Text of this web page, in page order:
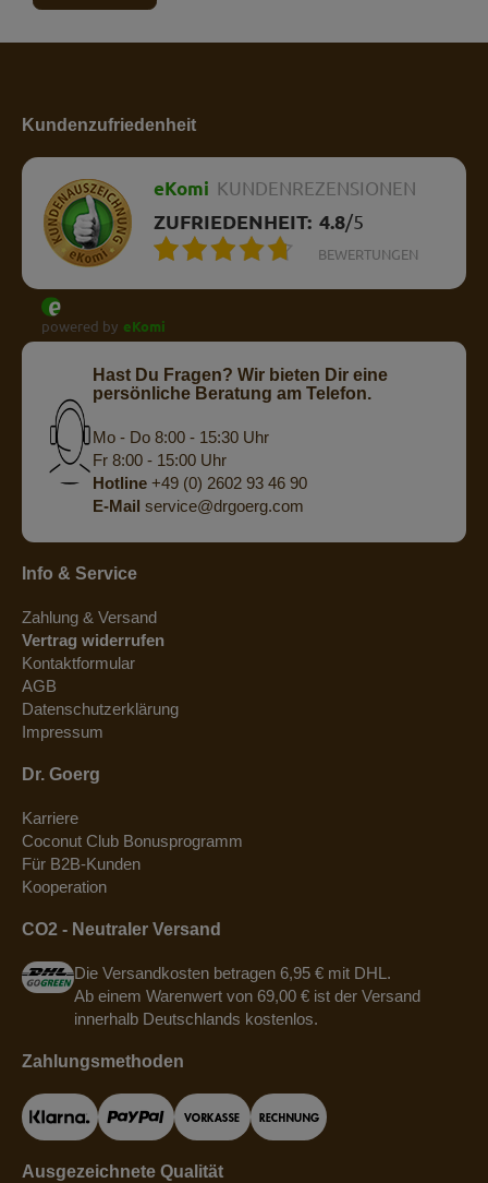
Kundenzufriedenheit
eKomi KUNDENREZENSIONEN
ZUFRIEDENHEIT: 4.8/5
BEWERTUNGEN
powered by eKomi
Hast Du Fragen? Wir bieten Dir eine
persönliche Beratung am Telefon.
Mo - Do 8:00 - 15:30 Uhr
Fr 8:00 - 15:00 Uhr
Hotline +49 (0) 2602 93 46 90
E-Mail service@drgoerg.com
Info & Service
Zahlung & Versand
Vertrag widerrufen
Kontaktformular
AGB
Datenschutzerklärung
Impressum
Dr. Goerg
Karriere
Coconut Club Bonusprogramm
Für B2B-Kunden
Kooperation
CO2 - Neutraler Versand
Die Versandkosten betragen 6,95 € mit DHL.
Ab einem Warenwert von 69,00 € ist der Versand
innerhalb Deutschlands kostenlos.
Zahlungsmethoden
Ausgezeichnete Qualität